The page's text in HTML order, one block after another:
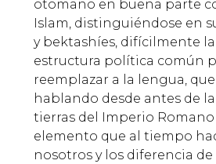
otomano en buena parte
Islam, distinguiéndose en
y bektashíes, difícilmente
estructura política común
reemplazar a la lengua,
hablando desde antes de
tierras del Imperio Romano
elemento que al tiempo
nosotros y los diferencia de